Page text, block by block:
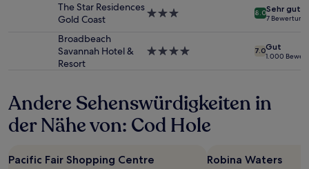
zusätzliche
The Star Residences
Gold Coast
3.0-
8.0Sehr gut
7
Broadbeach
Savannah Hotel &
Resort
4.0-
7.0Gut
1.000
Andere Sehenswürdigkeiten in
der Nähe von: Cod Hole
Pacific Fair Shopping Centre Robina Waters